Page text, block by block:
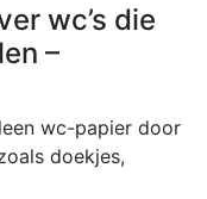
wc’s die
–
wc-papier door
doekjes,